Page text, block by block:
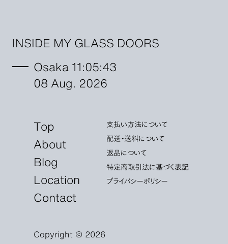
INSIDE MY GLASS DOORS
Osaka 11:05:45
08 Aug. 2026
Top
About
Blog
Location
Contact
支払い方法について
配送・送料について
返品について
特定商取引法に基づく表記
プライバシーポリシー
Copyright © 2026